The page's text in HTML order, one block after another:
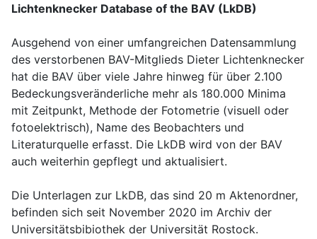
Lichtenknecker Database of the BAV (LkDB)
Ausgehend von einer umfangreichen Datensammlung
des verstorbenen BAV-Mitglieds Dieter Lichtenknecker
hat die BAV über viele Jahre hinweg für über 2.100
Bedeckungsveränderliche mehr als 180.000 Minima
mit Zeitpunkt, Methode der Fotometrie (visuell oder
fotoelektrisch), Name des Beobachters und
Literaturquelle erfasst. Die LkDB wird von der BAV
auch weiterhin gepflegt und aktualisiert.
Die Unterlagen zur LkDB, das sind 20 m Aktenordner,
befinden sich seit November 2020 im Archiv der
Universitätsbibiothek der Universität Rostock.